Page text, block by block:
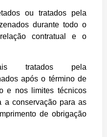
ou tratados pela
durante todo o
contratual e o
tratados pela
após o término de
e nos limites técnicos
a conservação para as
de obrigação